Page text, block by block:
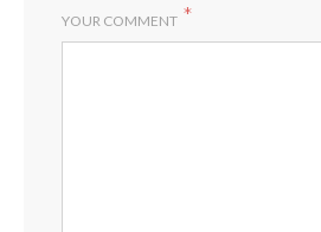
YOUR COMMENT *